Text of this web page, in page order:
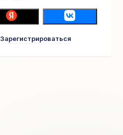
Зарегистрироваться